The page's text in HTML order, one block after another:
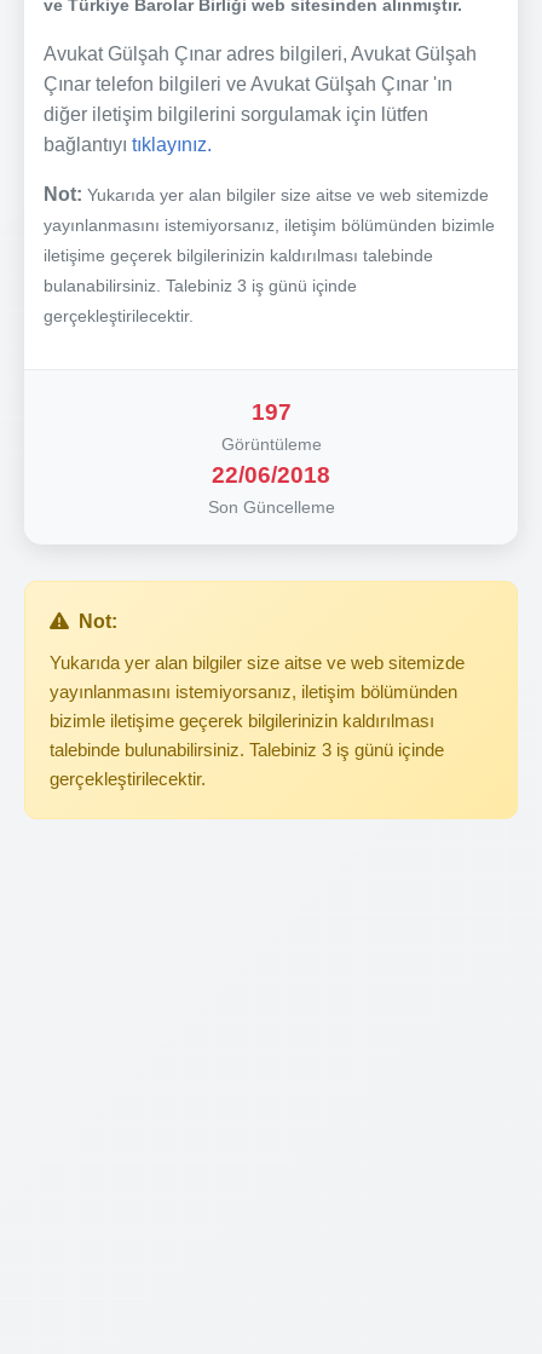
ve Türkiye Barolar Birliği web sitesinden alınmıştır.
Avukat Gülşah Çınar adres bilgileri, Avukat Gülşah
Çınar telefon bilgileri ve Avukat Gülşah Çınar 'ın
diğer iletişim bilgilerini sorgulamak için lütfen
bağlantıyı tıklayınız.
Not: Yukarıda yer alan bilgiler size aitse ve web sitemizde
yayınlanmasını istemiyorsanız, iletişim bölümünden bizimle
iletişime geçerek bilgilerinizin kaldırılması talebinde
bulanabilirsiniz. Talebiniz 3 iş günü içinde
gerçekleştirilecektir.
197
Görüntüleme
22/06/2018
Son Güncelleme
Not:
Yukarıda yer alan bilgiler size aitse ve web sitemizde
yayınlanmasını istemiyorsanız, iletişim bölümünden
bizimle iletişime geçerek bilgilerinizin kaldırılması
talebinde bulunabilirsiniz. Talebiniz 3 iş günü içinde
gerçekleştirilecektir.